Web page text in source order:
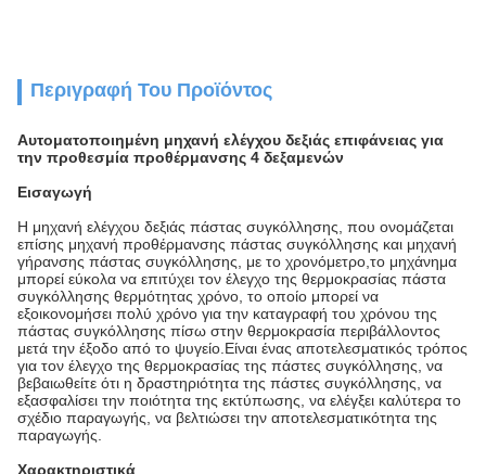
Περιγραφή Του Προϊόντος
Αυτοματοποιημένη μηχανή ελέγχου δεξιάς επιφάνειας για
την προθεσμία προθέρμανσης 4 δεξαμενών
Εισαγωγή
Η μηχανή ελέγχου δεξιάς πάστας συγκόλλησης, που ονομάζεται
επίσης μηχανή προθέρμανσης πάστας συγκόλλησης και μηχανή
γήρανσης πάστας συγκόλλησης, με το χρονόμετρο,το μηχάνημα
μπορεί εύκολα να επιτύχει τον έλεγχο της θερμοκρασίας πάστα
συγκόλλησης θερμότητας χρόνο, το οποίο μπορεί να
εξοικονομήσει πολύ χρόνο για την καταγραφή του χρόνου της
πάστας συγκόλλησης πίσω στην θερμοκρασία περιβάλλοντος
μετά την έξοδο από το ψυγείο.Είναι ένας αποτελεσματικός τρόπος
για τον έλεγχο της θερμοκρασίας της πάστες συγκόλλησης, να
βεβαιωθείτε ότι η δραστηριότητα της πάστες συγκόλλησης, να
εξασφαλίσει την ποιότητα της εκτύπωσης, να ελέγξει καλύτερα το
σχέδιο παραγωγής, να βελτιώσει την αποτελεσματικότητα της
παραγωγής.
Χαρακτηριστικά